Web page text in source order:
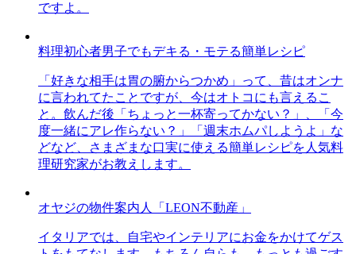
ですよ。
料理初心者男子でもデキる・モテる簡単レシピ
「好きな相手は胃の腑からつかめ」って、昔はオンナ
に言われてたことですが、今はオトコにも言えるこ
と。飲んだ後「ちょっと一杯寄ってかない？」、「今
度一緒にアレ作らない？」「週末ホムパしようよ」な
どなど、さまざまな口実に使える簡単レシピを人気料
理研究家がお教えします。
オヤジの物件案内人「LEON不動産」
イタリアでは、自宅やインテリアにお金をかけてゲス